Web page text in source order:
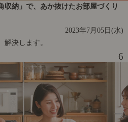
収納」で、あか抜けたお部屋づくり
2023年7月05日(水)
決します。
6